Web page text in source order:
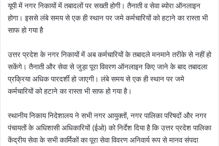
यूपी में नगर निकायों में तबादलों पर सख्ती होगी। तैनाती व सेवा ब्योरा ऑनलाइन
होगा। इससे लंबे समय से एक ही स्थान पर जमे कर्मचारियों को हटाने का रास्ता भी
साफ हो गया है
उत्तर प्रदेश के नगर निकायों में अब कर्मचारियों के तबादले मनमाने तरीके से नहीं हो
सकेंगे। तैनाती और सेवा से जुड़ा पूरा विवरण ऑनलाइन किए जाने के बाद तबादला
प्रक्रिया अधिक पारदर्शी हो जाएगी। लंबे समय से एक ही स्थान पर जमे
कर्मचारियों को हटाने का रास्ता भी साफ हो गया है।
स्थानीय निकाय निदेशालय ने सभी नगर आयुक्तों, नगर पालिका परिषदों और नगर
पंचायतों के अधिशासी अधिकारियों (ईओ) को निर्देश दिया है कि उत्तर प्रदेश पालिका
केंद्रीय सेवा के सभी कार्मिकों का पूरा सेवा विवरण अनिवार्य रूप से मानव संपदा